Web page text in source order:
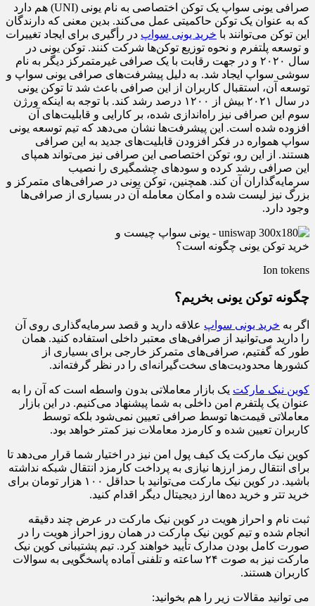
صرافی یونی سواپ یک توکن اختصاصی به نام یونی (UNI) هم دارد
که به عنوان یک توکن حاکمیتی عمل می‌کند. بدین معنی که دارندگان
این توکن می‌توانند با خرید یونی سواپ در رأ‌گیری برای ایجاد تغییرات
و توسعه پلتفرم و نحوه توزیع توکن‌ها‌ شرکت کنند. توکن یونی در
سال ۲۰۲۰ و در جهت رقابت با یک صرافی غیرمتمرکز دیگر به نام
سوشی سواپ ایجاد شد. به دلیل پیشرفت‌های صرافی یونی سواپ و
توسعه آن، استقبال کاربران از این صرافی باعث شد تا توکن یونی
در سال ۲۰۲۱ بیش از ۱۲۰۰ درصد رشد کند. با توجه به اینکه ورژن
سوم این صرافی نیز راه‌اندازی شده، بر کارایی و قابلیت‌های آن
افزوده شده است. این پیشرفت‌ها نشان می‌دهد که تیم توسعه یونی
سواپ همواره در فکر افزودن قابلیت‌های جدید به این صرافی
هستند. از این رو، توکن اختصاصی این صرافی نیز می‌تواند همپای
این صرافی رشد کرده و سودهای چشمگیری را نصیب
سرمایه‌گذاران آن کند. همچنین، توکن یونی در صرافی‌های متمرکز و
بزرگ نیز لیست شده و امکان معامله آن در بسیاری از صرافی‌ها
وجود دارد.
Ion tokens
چگونه توکن یونی بخریم؟
اگر به خرید یونی سواپ علاقه دارید و قصد سرمایه‌گذاری روی آن
را دارید می‌توانید از صرافی‌های معتبر داخلی استفاده کنید. همان
طور که گفتیم، صرافی‌های متمرکز خارجی برای بسیاری از
کشورها محدودیت‌های سخت‌گیرانه‌ای را در نظر گرفته‌اند.
کوین نیک مارکت یک بازار معاملاتی بدون واسطه است که آن را به
عنوان یک پلتفرم امن داخلی به شما پیشنهاد می‌کنیم. در این بازار
معاملاتی قیمت‌ها توسط صرافی تعیین نمی‌شود بلکه توسط
کاربران تعیین شده و کارمزد معاملات نیز کمتر خواهد بود.
کوین نیک مارکت یک کیف پول امن نیز در اختیار شما قرار می‌دهد تا
برای انتقال رمز ارزها نیازی به پرداخت کارمزد انتقال شبکه نداشته
باشید. در کوین نیک مارکت می‌توانید با حداقل ۱۰۰ هزار تومان برای
خرید تتر و خرید ده‌ها ارز دیجیتال دیگر اقدام کنید.
ثبت نام و احراز هویت در کوین نیک مارکت در عرض چند دقیقه
انجام شده و تیم کوین نیک مارکت در همان روز احراز هویت را در
صورت کامل بودن مدارک تأیید خواهند کرد. تیم پشتیبانی کوین نیک
مارکت نیز به صوت ۲۴ ساعته و تلفنی آماده پاسخگویی به سوالات
کاربران هستند.
می توانید مقالات زیر را هم بخوانید: